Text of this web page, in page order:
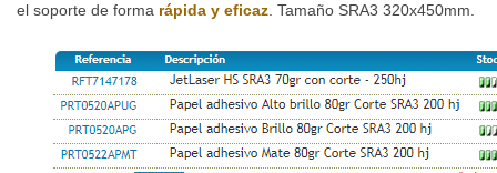
el soporte de forma rápida y eficaz . Tamaño SRA3 320x450mm.